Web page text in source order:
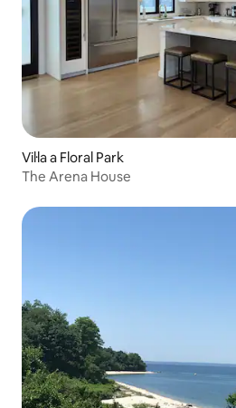
Vil·la a Floral Park
The Arena House